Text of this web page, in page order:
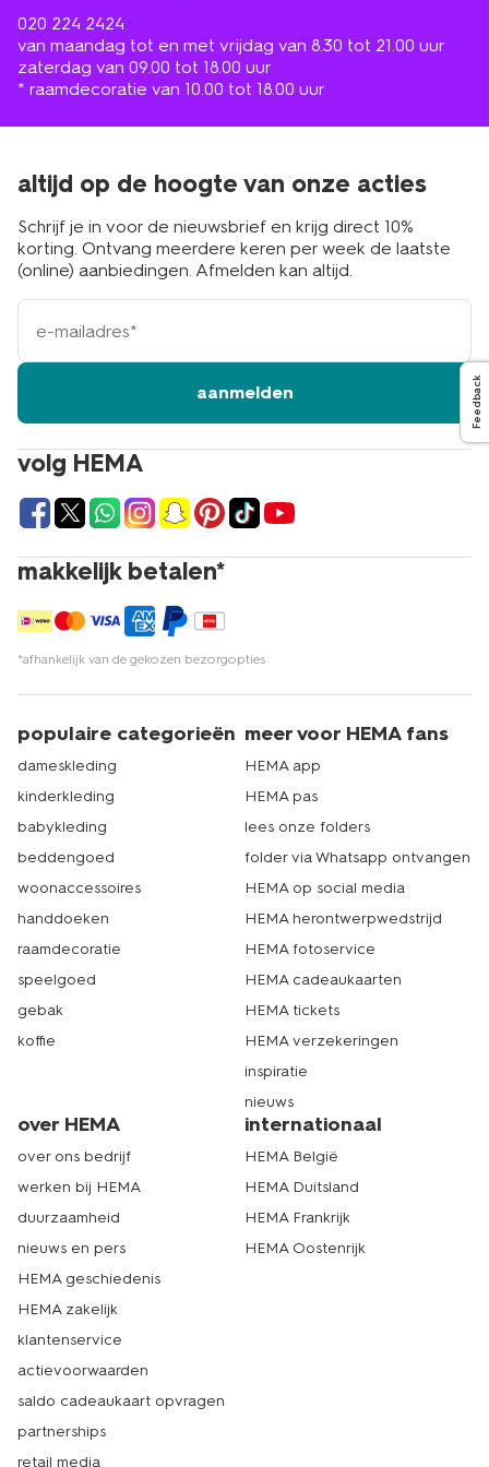
020 224 2424
van maandag tot en met vrijdag van 8.30 tot 21.00 uur
zaterdag van 09.00 tot 18.00 uur
* raamdecoratie van 10.00 tot 18.00 uur
volg HEMA
makkelijk betalen*
*afhankelijk van de gekozen bezorgopties
altijd op de hoogte van onze acties
Schrijf je in voor de nieuwsbrief en krijg direct 10%
korting. Ontvang meerdere keren per week de laatste
(online) aanbiedingen. Afmelden kan altijd.
e-
mailadres
aanmelden
populaire categorieën
dameskleding
kinderkleding
babykleding
beddengoed
woonaccessoires
handdoeken
raamdecoratie
speelgoed
gebak
koffie
meer voor HEMA fans
HEMA app
HEMA pas
lees onze folders
folder via Whatsapp ontvangen
HEMA op social media
HEMA herontwerpwedstrijd
HEMA fotoservice
HEMA cadeaukaarten
HEMA tickets
HEMA verzekeringen
inspiratie
nieuws
over HEMA
over ons bedrijf
werken bij HEMA
duurzaamheid
nieuws en pers
HEMA geschiedenis
HEMA zakelijk
klantenservice
actievoorwaarden
saldo cadeaukaart opvragen
partnerships
retail media
internationaal
HEMA België
HEMA Duitsland
HEMA Frankrijk
HEMA Oostenrijk
Feedback